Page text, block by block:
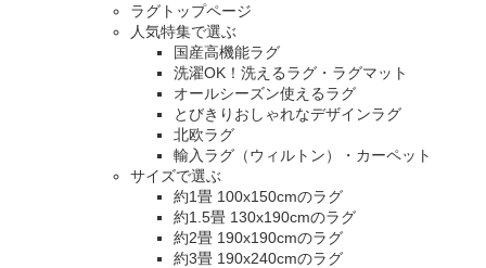
ラグトップページ
人気特集で選ぶ
国産高機能ラグ
洗濯OK！洗えるラグ・ラグマット
オールシーズン使えるラグ
とびきりおしゃれなデザインラグ
北欧ラグ
輸入ラグ（ウィルトン）・カーペット
サイズで選ぶ
約1畳 100x150cmのラグ
約1.5畳 130x190cmのラグ
約2畳 190x190cmのラグ
約3畳 190x240cmのラグ